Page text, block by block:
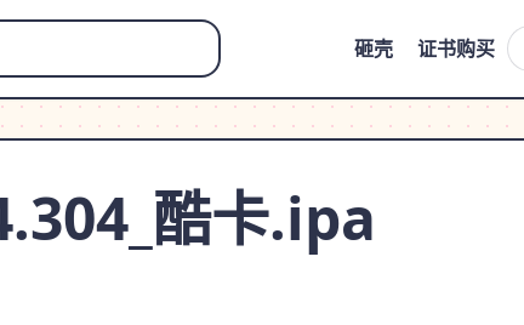
砸壳 证书购买
酷卡.ipa